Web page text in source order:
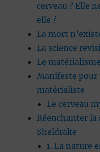
cerveau ? Elle
elle ?
La mort
La science
Le
Manifeste pour
matérialiste
Le cerveau
Réenchanter la
Sheldrake
1. La nature